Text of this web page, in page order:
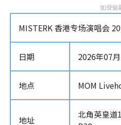
MISTERK 香港专场演唱会
日期 2026年07
地点 MOM
地址
北角英皇道